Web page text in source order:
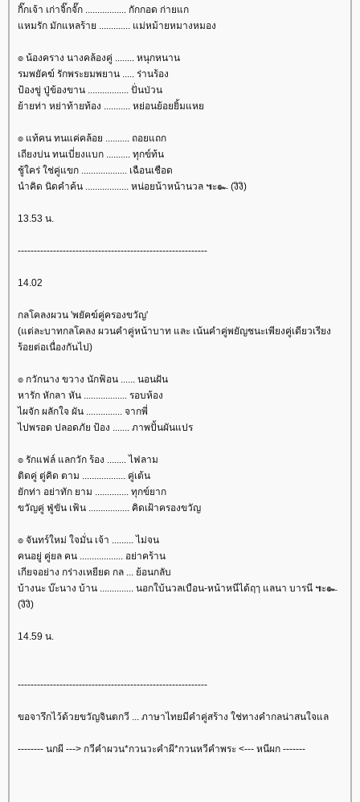
กิ๊กเจ้า เก่าจิ๊กจั๊ก ................. กักกอด ก่ายแก
หมรัก มักแหลร้าย ............. แม่หม้ายหมางหมอง
๏ น้องคราง นางคล้องคู่ ........ หนุกหนาน
รมพยัคฆ์ รักพระยมพยาน ..... ร่านร้อง
ป้องขู่ ปู่ข้องขาน ................. ปั่นป่วน
้ายท่า หย่าท้ายท้อง ........... หย่อนย้อยยิ้มแห
๏ แท้คน ทนแค่คล้อย .......... ถอยแถก
เถียงบ่น ทนเบี่ยงแบก .......... ทุกข์ท้น
ชู้ใคร่ ใช่คู่แขก ................... เฉือนเชือด
นำคิด นิดคำค้น .................. หน่อยน้าหน้านวล ๚ะ๛ (งิงิ)
13.53 น.
-----------------------------------------------------------
14.02
กลโคลงผวน 'พยัคฆ์คู่ครองขวัญ'
(แต่ละบาทกลโคลง ผวนคำคู่หน้าบาท และ เน้นคำคู่พยัญชนะเพียงคู่เดียวเรียง
ร้อยต่อเนื่องกันไป)
๏ กวักนาง ขวาง นักฟ้อน ...... นอนฝัน
หารัก หักลา หัน .................. รอบห้อง
ไผจัก ผลักใจ ผัน ............... จากพี่
ไปพรอด ปลอดภัย ป้อง ....... ภาพปั้นผันแปร
๏ รักแฟล์ แลกวัก ร้อง ........ ไฟลาม
ติดคู่ ตู่คิด ตาม .................. คู่เต้น
ักท่า อย่าทัก ยาม .............. ทุกข์ยาก
ขวัญคู่ ฟู่ขัน เฟ้น ................. คิดเฝ้าครองขวัญ
๏ จันทร์ใหม่ ใจมั่น เจ้า ......... ไม่จน
คนอยู่ คู่ยล คน .................. อย่าคร้าน
เกียจอย่าง กร่างเหยียด กล ... ย้อนกลับ
บ้างนะ บ๊ะนาง บ้าน .............. นอกใบ้นวลเบือน-หน้าหนีได้ฤๅ แลนา บารนี ๚ะ๛
(งิงิ)
14.59 น.
-----------------------------------------------------------
ขอจารึกไว้ด้วยขวัญจินตกวี ... ภาษาไทยมีคำคู่สร้าง ใช่ทางคำกลน่าสนใจแล
-------- นกผี ---> กวีคำผวน*กวนวะคำผี*กวนหวีคำพระ <--- หนีผก -------